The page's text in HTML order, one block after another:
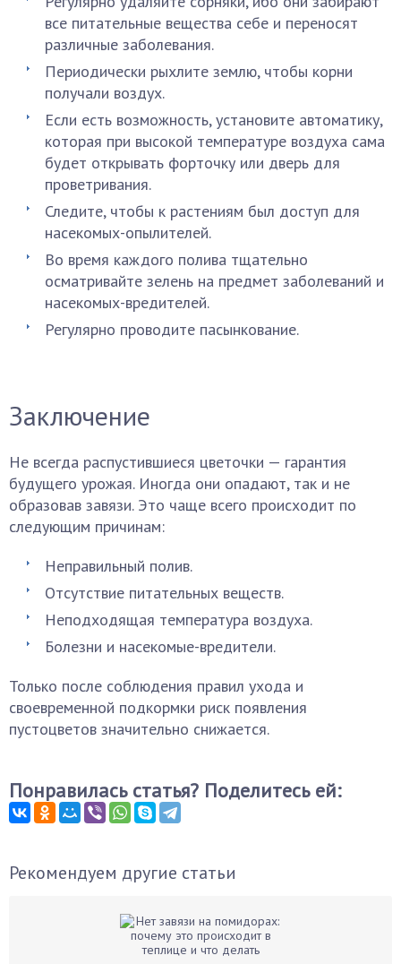
все питательные вещества себе и переносят
различные заболевания.
Периодически рыхлите землю, чтобы корни
получали воздух.
Если есть возможность, установите автоматику,
которая при высокой температуре воздуха сама
будет открывать форточку или дверь для
проветривания.
Следите, чтобы к растениям был доступ для
насекомых-опылителей.
Во время каждого полива тщательно
осматривайте зелень на предмет заболеваний и
насекомых-вредителей.
Регулярно проводите пасынкование.
Заключение
Не всегда распустившиеся цветочки — гарантия
будущего урожая. Иногда они опадают, так и не
образовав завязи. Это чаще всего происходит по
следующим причинам:
Неправильный полив.
Отсутствие питательных веществ.
Неподходящая температура воздуха.
Болезни и насекомые-вредители.
Только после соблюдения правил ухода и
своевременной подкормки риск появления
пустоцветов значительно снижается.
Понравилась статья? Поделитесь ей:
Рекомендуем другие статьи